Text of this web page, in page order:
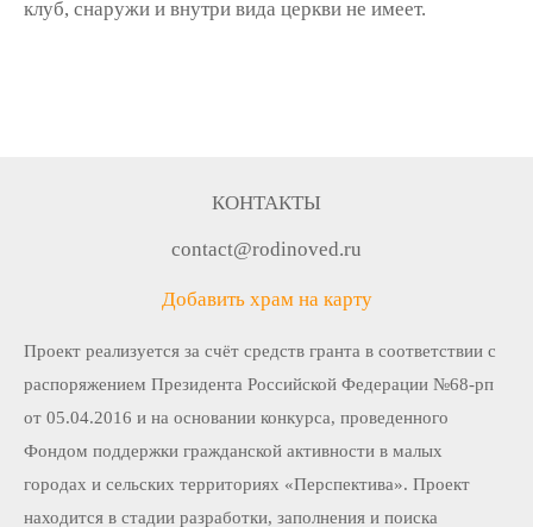
клуб, снаружи и внутри вида церкви не имеет.
КОНТАКТЫ
contact@rodinoved.ru
Добавить храм на карту
Проект реализуется за счёт средств гранта в соответствии c
распоряжением Президента Российской Федерации №68-рп
от 05.04.2016 и на основании конкурса, проведенного
Фондом поддержки гражданской активности в малых
городах и сельских территориях «Перспектива». Проект
находится в стадии разработки, заполнения и поиска